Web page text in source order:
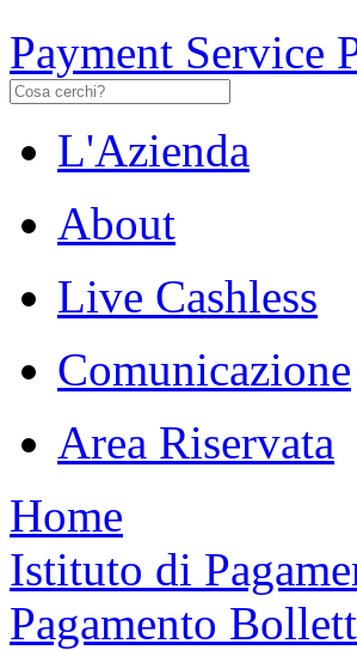
Payment Service
L'Azienda
About
Live Cashless
Comunicazione
Area Riservata
Home
Istituto di
Pagamento